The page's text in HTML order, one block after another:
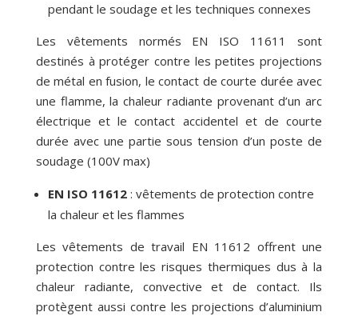
pendant le soudage et les techniques connexes
Les vêtements normés EN ISO 11611 sont
destinés à protéger contre les petites projections
de métal en fusion, le contact de courte durée avec
une flamme, la chaleur radiante provenant d’un arc
électrique et le contact accidentel et de courte
durée avec une partie sous tension d’un poste de
soudage (100V max)
EN ISO 11612 : vêtements de protection contre
la chaleur et les flammes
Les vêtements de travail EN 11612 offrent une
protection contre les risques thermiques dus à la
chaleur radiante, convective et de contact. Ils
protègent aussi contre les projections d’aluminium